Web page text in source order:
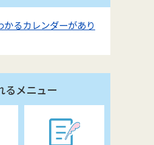
かるカレンダーがあり
るメニュー